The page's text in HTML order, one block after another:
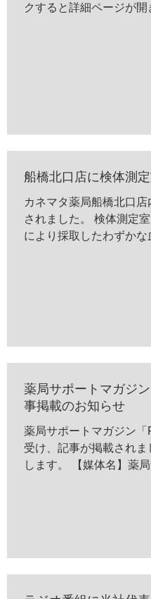
クすると詳細ページが開
船橋北口店に検体測
カネマタ薬局船橋北口
されました。 検体測定
により採取したわずか
薬局サポートマガジ
事掲載のお知らせ
薬局サポートマガジン
受け、記事が掲載され
します。 【媒体名】薬